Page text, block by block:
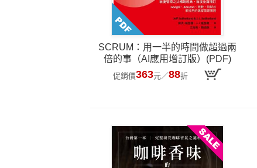
SCRUM：用一半的時間做超過兩
倍的事（AI應用增訂版）(PDF)
促銷價363元／88折